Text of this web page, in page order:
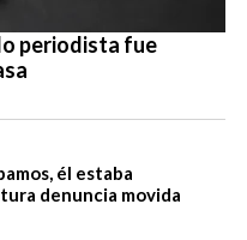
periodista fue
él estaba
denuncia movida